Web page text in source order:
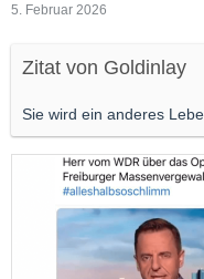
5. Februar 2026
Zitat von Goldinlay
Sie wird ein anderes